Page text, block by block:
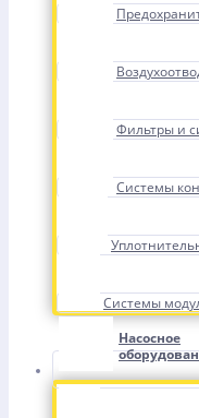
Фильтры и
Системы
Системы
Насосное